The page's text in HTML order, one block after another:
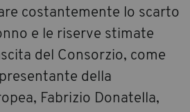
costantemente lo scarto
e le riserve stimate
del Consorzio, come
della
Fabrizio Donatella,